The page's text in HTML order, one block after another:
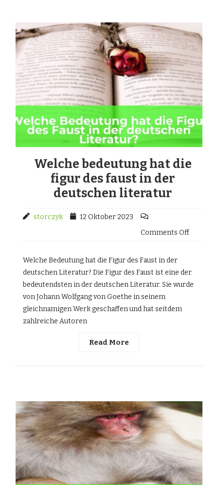
Welche bedeutung hat die
figur des faust in der
deutschen literatur
storczyk
12 Oktober 2023
Comments Off
Welche Bedeutung hat die Figur des Faust in der
deutschen Literatur? Die Figur des Faust ist eine der
bedeutendsten in der deutschen Literatur. Sie wurde
von Johann Wolfgang von Goethe in seinem
gleichnamigen Werk geschaffen und hat seitdem
zahlreiche Autoren
Read More